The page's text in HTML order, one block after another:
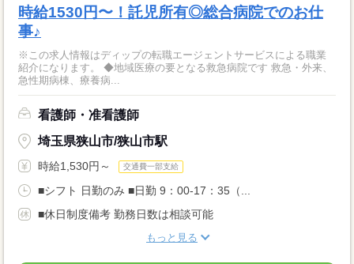
時給1530円〜！託児所有◎総合病院でのお仕
事♪
※この求人情報はディップの転職エージェントサービスによる職業
紹介になります。 ◆地域医療の要となる救急病院です 救急・外来、
急性期病棟、療養病...
看護師・准看護師
埼玉県狭山市/狭山市駅
時給1,530円～ 交通費一部支給
■シフト 日勤のみ ■日勤 9：00-17：35（...
■休日制度備考 勤務日数は相談可能
もっと見る